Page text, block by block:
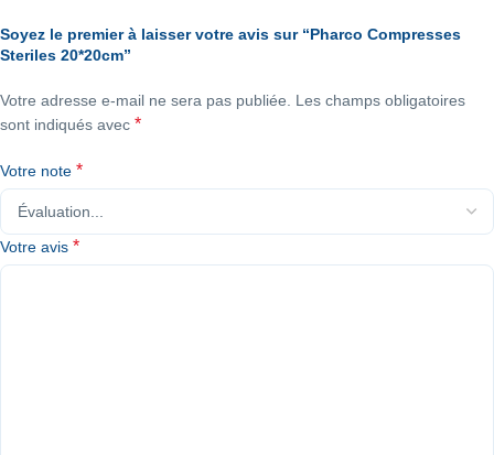
Soyez le premier à laisser votre avis sur “Pharco Compresses
Steriles 20*20cm”
Votre adresse e-mail ne sera pas publiée.
Les champs obligatoires
sont indiqués avec *
Votre note *
Votre avis *